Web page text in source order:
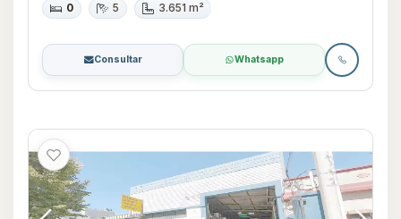
0 5 3.651 m²
Consultar Whatsapp